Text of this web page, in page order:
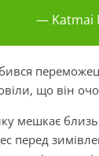
— Katmai
що він
мешкає
перед